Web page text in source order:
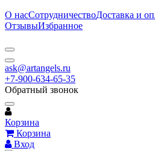
О насСотрудничествоДоставка и
ОтзывыИзбранное
ask@artangels.ru
+7-900-634-65-35
Обратный звонок
Корзина
Корзина
Вход